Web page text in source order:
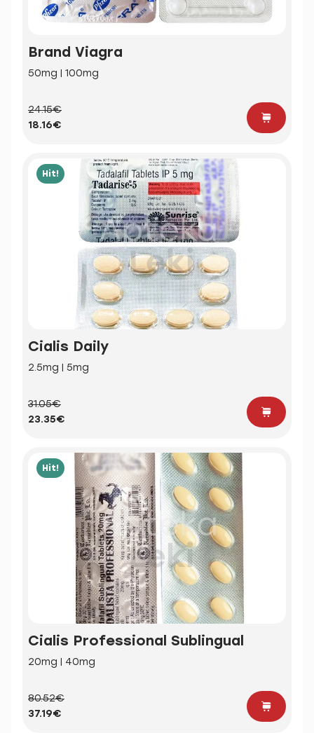
Brand Viagra
50mg | 100mg
24.15€
18.16€
Hit!
Cialis Daily
2.5mg | 5mg
31.05€
23.35€
Hit!
Cialis Professional Sublingual
20mg | 40mg
80.52€
37.19€